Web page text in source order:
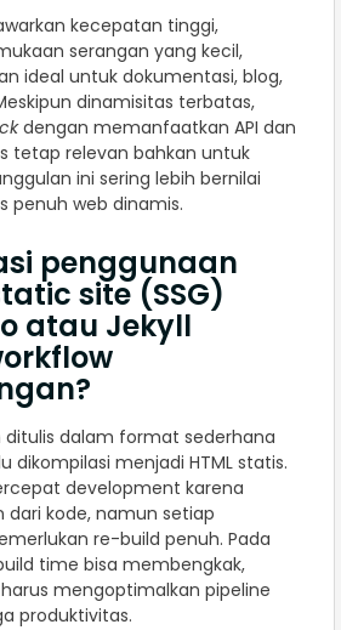
kecepatan tinggi,
serangan yang kecil,
ideal untuk dokumentasi, blog,
dinamisitas terbatas,
dengan memanfaatkan API dan
tetap relevan bahkan untuk
ini sering lebih bernilai
penuh web dinamis.
penggunaan
site (SSG)
atau Jekyll
ditulis dalam format sederhana
dikompilasi menjadi HTML statis.
development karena
kode, namun setiap
re-build penuh. Pada
time bisa membengkak,
mengoptimalkan pipeline
produktivitas.